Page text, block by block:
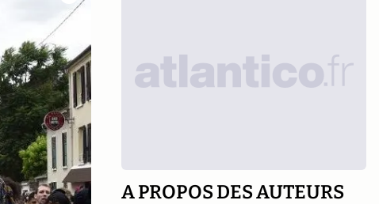
A PROPOS DES AUTEURS